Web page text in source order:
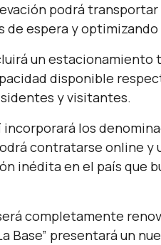
podrá
espera y
un
disponible
y visitantes.
los
contratarse online
inédita en el país que
completamente
Base” presentará un